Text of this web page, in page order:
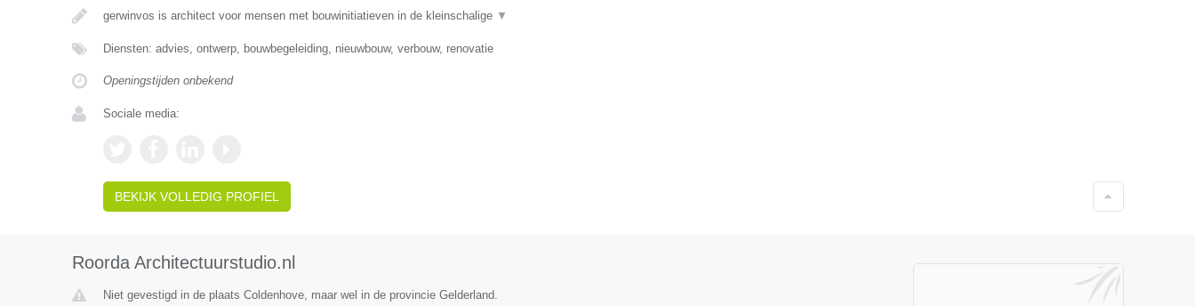
gerwinvos is architect voor mensen met bouwinitiatieven in de kleinschalige ▼
Diensten: advies, ontwerp, bouwbegeleiding, nieuwbouw, verbouw, renovatie
Openingstijden onbekend
Sociale media:
BEKIJK VOLLEDIG PROFIEL
Roorda Architectuurstudio.nl
Niet gevestigd in de plaats Coldenhove, maar wel in de provincie Gelderland.